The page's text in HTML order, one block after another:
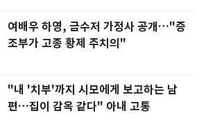
여배우 하영, 금수저 가정사 공개…"증
조부가 고종 황제 주치의"
"내 '치부'까지 시모에게 보고하는 남
편…집이 감옥 같다" 아내 고통